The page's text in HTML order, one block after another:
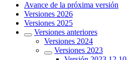
Avance de la próxima versión
Versiones 2026
Versiones 2025
Versiones anteriores
Versiones 2024
Versiones 2023